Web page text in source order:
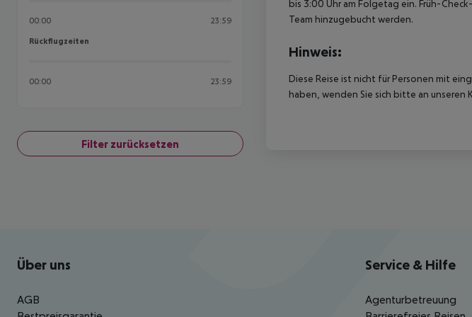
00:00 23:59
Rückflugzeiten
Rückflugzeiten
00:00 23:59
Filter zurücksetzen
bis 3:00 Uhr am Folgetag ein. Früh-
Team hinzugebucht werden.
Hinweis:
Diese Reise ist nicht für Personen mit
haben, wenden Sie sich bitte an unseren
Footer navigation
Über uns
AGB
Service & Hilfe
Agenturbetreuung